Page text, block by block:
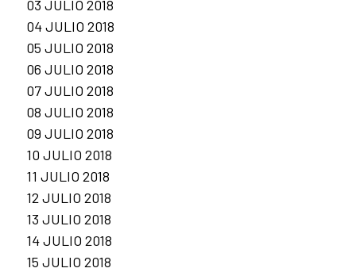
03 JULIO 2018
04 JULIO 2018
05 JULIO 2018
06 JULIO 2018
07 JULIO 2018
08 JULIO 2018
09 JULIO 2018
10 JULIO 2018
11 JULIO 2018
12 JULIO 2018
13 JULIO 2018
14 JULIO 2018
15 JULIO 2018